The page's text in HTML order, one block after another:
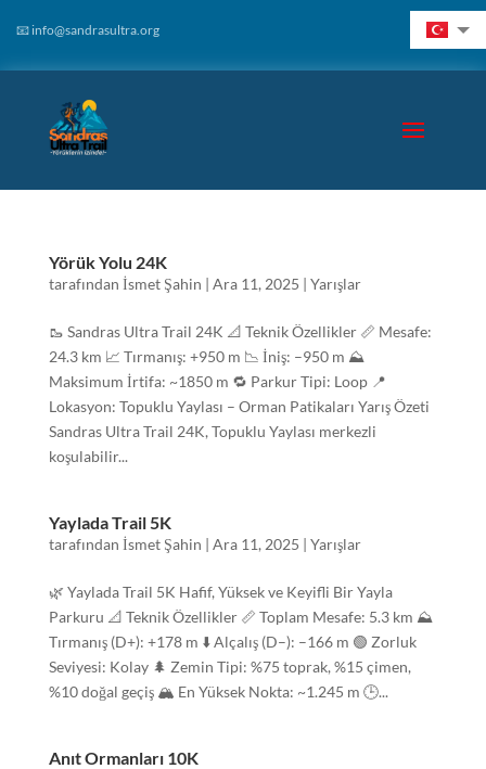
📧 info@sandrasultra.org
Yörük Yolu 24K
tarafından İsmet Şahin | Ara 11, 2025 | Yarışlar
🥾 Sandras Ultra Trail 24K 📐 Teknik Özellikler 📏 Mesafe:
24.3 km 📈 Tırmanış: +950 m 📉 İniş: –950 m ⛰️
Maksimum İrtifa: ~1850 m 🔁 Parkur Tipi: Loop 📍
Lokasyon: Topuklu Yaylası – Orman Patikaları Yarış Özeti
Sandras Ultra Trail 24K, Topuklu Yaylası merkezli
koşulabilir...
Yaylada Trail 5K
tarafından İsmet Şahin | Ara 11, 2025 | Yarışlar
🌿 Yaylada Trail 5K Hafif, Yüksek ve Keyifli Bir Yayla
Parkuru 📐 Teknik Özellikler 📏 Toplam Mesafe: 5.3 km ⛰️
Tırmanış (D+): +178 m ⬇️ Alçalış (D–): –166 m 🟢 Zorluk
Seviyesi: Kolay 🌲 Zemin Tipi: %75 toprak, %15 çimen,
%10 doğal geçiş 🏔️ En Yüksek Nokta: ~1.245 m 🕒...
Anıt Ormanları 10K